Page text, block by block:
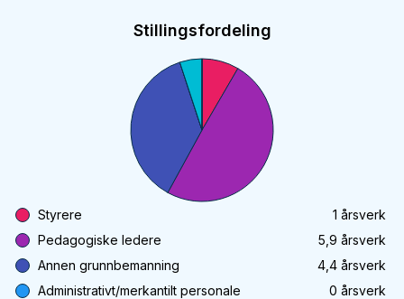
Stillingsfordeling
Styrere 1 årsverk
Pedagogiske ledere
5,9 årsverk
Annen grunnbemanning
4,4 årsverk
Administrativt/merkantilt personale
0 årsverk